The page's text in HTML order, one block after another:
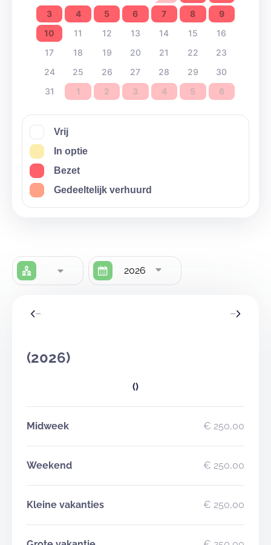
3
4 5 6 7 8
9
10
11 12 13 14 15
16
17
18 19 20 21 22
23
24
25 26 27 28 29
30
31
1 2 3 4 5 6
Vrij
In optie
Bezet
Gedeeltelijk verhuurd
2026
(2026)
()
Midweek € 250,00
Weekend € 250,00
Kleine vakanties € 250,00